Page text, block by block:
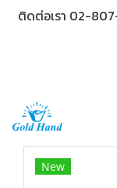
ติดต่อเรา 02-
New